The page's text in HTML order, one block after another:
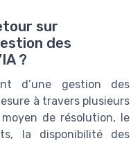
sur
des
?
d’une gestion des
à travers plusieurs
de résolution, le
la disponibilité des